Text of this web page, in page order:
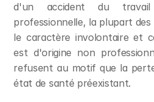
d'un accident du
professionnelle, la plupart
le caractère involontaire et
est d'origine non
refusent au motif que la
état de santé préexistant.